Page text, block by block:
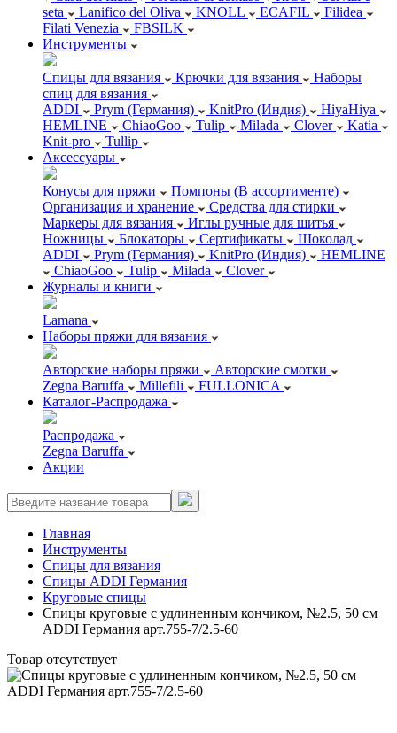
seta
Lanifico del Oliva KNOLL ECAFIL
Filidea
Filati Venezia
FBSILK
Инструменты
Спицы для вязания Крючки для вязания
Наборы
спиц для вязания
ADDI
Prym (Германия) KnitPro (Индия)
HiyaHiya
HEMLINE
ChiaoGoo Tulip Milada Clover
Katia
Knit-pro
Tullip
Аксессуары
Конусы для пряжи
Помпоны (В ассортименте)
Организация и хранение
Средства для стирки
Маркеры для вязания
Иглы ручные для шитья
Ножницы
Блокаторы Сертификаты
Шоколад
ADDI
Prym (Германия) KnitPro (Индия)
HEMLINE
ChiaoGoo
Tulip Milada
Clover
Журналы и книги
Lamana
Наборы пряжи для вязания
Авторские наборы пряжи
Авторские смотки
Zegna Baruffa
Millefili
FULLONICA
Каталог-Распродажа
Распродажа
Zegna Baruffa
Акции
Главная
Инструменты
Спицы для вязания
Спицы ADDI Германия
Круговые спицы
Спицы круговые с удлиненным кончиком, №2.5, 50 см
ADDI Германия арт.755-7/2.5-60
Товар отсутствует